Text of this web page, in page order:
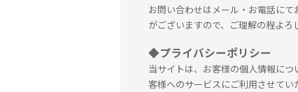
お問い合わせはメール・お電話に
がございますので、ご理解の程よろ
◆プライバシーポリシー
当サイトは、お客様の個人情報に
客様へのサービスにご利用させてい